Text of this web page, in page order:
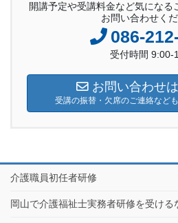
開講予定や受講料金など気になる
お問い合わせくだ
086-
受付時間 9:00-
お問い合わせ
受講の振替・欠席のご連絡など
介護職員初任者研修
岡山で介護福祉士実務者研修を受ける